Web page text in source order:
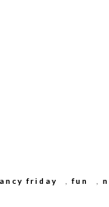
friday fun